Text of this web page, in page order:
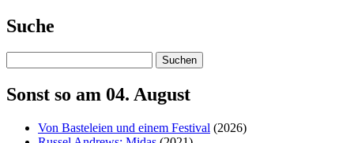
Suche
Suchen
Sonst so am 04. August
Von Basteleien und einem Festival (2026)